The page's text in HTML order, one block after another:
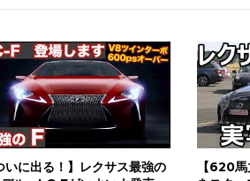
いに出る！】レクサス最強の
【620